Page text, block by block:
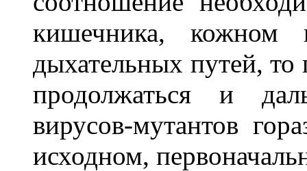
кишечника, кожном
дыхательных путей, то
продолжаться и
вирусов-мутантов
исходном,